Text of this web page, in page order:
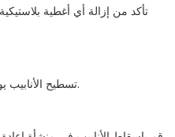
تأكد من إزالة أي أغطية
تسطيح الأنابيب يوفر المساحة ويجعلها أسهل في النقل.